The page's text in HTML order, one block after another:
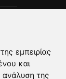
εμπειρίας
και
ανάλυση της